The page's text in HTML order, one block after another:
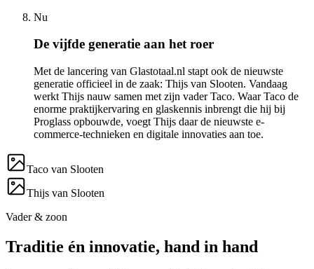
Nu
De vijfde generatie aan het roer
Met de lancering van Glastotaal.nl stapt ook de nieuwste
generatie officieel in de zaak: Thijs van Slooten. Vandaag
werkt Thijs nauw samen met zijn vader Taco. Waar Taco de
enorme praktijkervaring en glaskennis inbrengt die hij bij
Proglass opbouwde, voegt Thijs daar de nieuwste e-
commerce-technieken en digitale innovaties aan toe.
Taco van Slooten
Thijs van Slooten
Vader & zoon
Traditie én innovatie, hand in hand